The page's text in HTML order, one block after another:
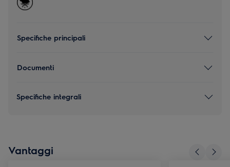
Specifiche principali
Documenti
Specifiche integrali
Vantaggi